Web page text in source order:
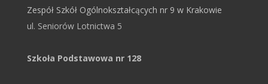
Zespół Szkół Ogólnokształcących nr 9 w Krakowie
ul. Seniorów Lotnictwa 5
Szkoła Podstawowa nr 128